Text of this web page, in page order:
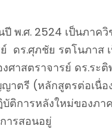
พ.ศ. 2524 เป็นภาค
ดร.ศุภชัย รตโนภา
ศาสตราจารย์ ดร.ร
ตรี (หลักสูตรต่อเนื่
ติการหลังใหม่ของภ
ารสอนอยู่